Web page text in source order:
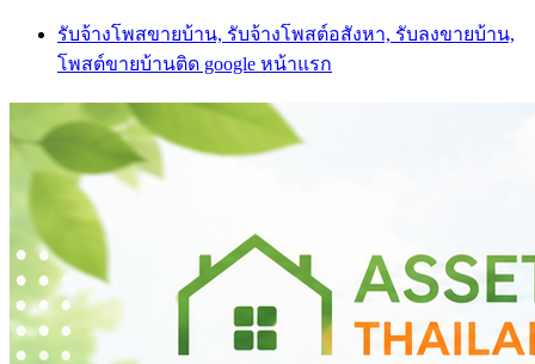
Skip
content
รับจ้างโพสขายบ้าน, รับจ้างโพสต์อสังหา, รับลงขายบ้าน,
โพสต์ขายบ้านติด google หน้าแรก